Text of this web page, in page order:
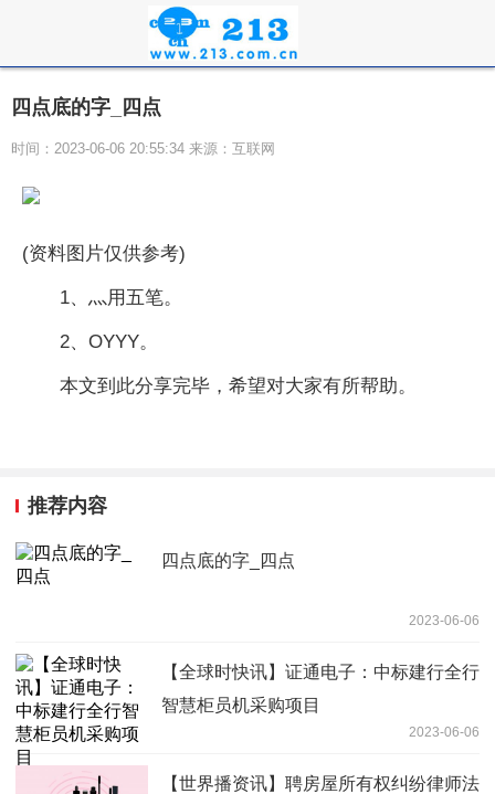
四点底的字_四点
时间：2023-06-06 20:55:34 来源：互联网
(资料图片仅供参考)
1、灬用五笔。
2、OYYY。
本文到此分享完毕，希望对大家有所帮助。
推荐内容
四点底的字_四点
2023-06-06
【全球时快讯】证通电子：中标建行全行
智慧柜员机采购项目
2023-06-06
【世界播资讯】聘房屋所有权纠纷律师法